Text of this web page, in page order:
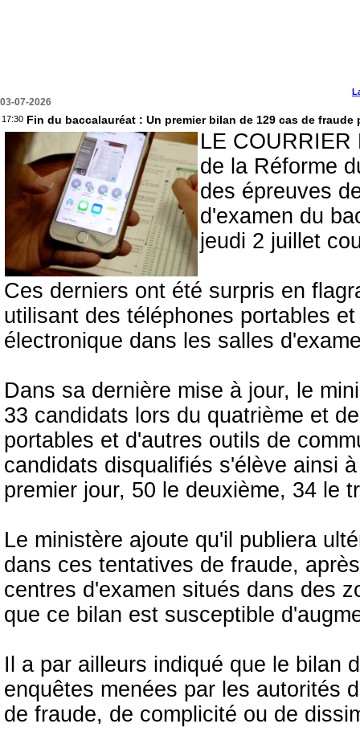
03-07-2026
17:30 Fin du baccalauréat : Un premier bilan de 129 cas de
LE COURRIER
de la Réforme
des épreuves
d'examen du
jeudi 2 juillet
Ces derniers ont été surpris en
utilisant des téléphones portables
électronique dans les salles
Dans sa dernière mise à jour, le
33 candidats lors du quatrième et
portables et d'autres outils de
candidats disqualifiés s'élève ainsi
premier jour, 50 le deuxième, 34 le
Le ministère ajoute qu'il publiera
dans ces tentatives de fraude,
centres d'examen situés dans des
que ce bilan est susceptible
Il a par ailleurs indiqué que le bilan
enquêtes menées par les autorités
de fraude, de complicité ou de